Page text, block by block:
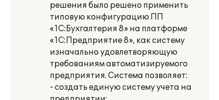
решения было решено применить
типовую конфигурацию ПП
«1С:Бухгалтерия 8» на платформе
«1С:Предприятие 8», как систему
изначально удовлетворяющую
требованиям автоматизируемого
предприятия. Система позволяет:
- создать единую систему учета на